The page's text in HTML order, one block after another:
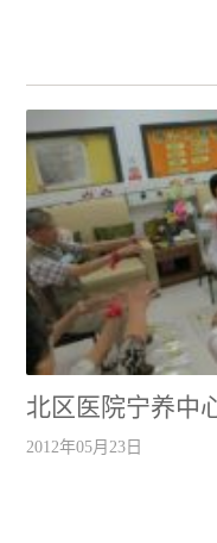
北区医院宁养中
2012年05月23日